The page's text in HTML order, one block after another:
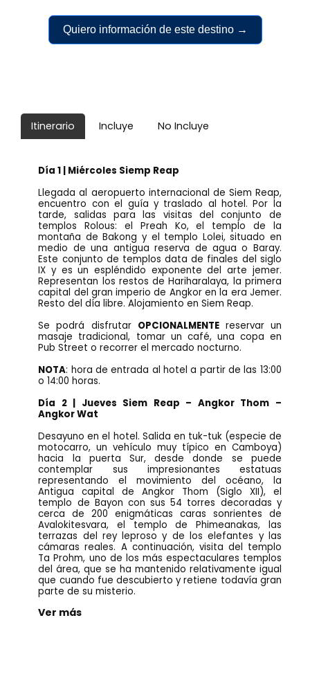
Quiero información de este destino →
Itinerario Incluye No Incluye
Día 1 | Miércoles Siemp Reap
Llegada al aeropuerto internacional de Siem Reap,
encuentro con el guía y traslado al hotel. Por la
tarde, salidas para las visitas del conjunto de
templos Rolous: el Preah Ko, el templo de la
montaña de Bakong y el templo Lolei, situado en
medio de una antigua reserva de agua o Baray.
Este conjunto de templos data de finales del siglo
IX y es un espléndido exponente del arte jemer.
Representan los restos de Hariharalaya, la primera
capital del gran imperio de Angkor en la era Jemer.
Resto del día libre. Alojamiento en Siem Reap.
Se podrá disfrutar OPCIONALMENTEreservar un
masaje tradicional, tomar un café, una copa en
Pub Street o recorrer el mercado nocturno.
NOTA: hora de entrada al hotel a partir de las 13:00
o 14:00 horas.
Día 2 | Jueves Siem Reap – Angkor Thom –
Angkor Wat
Desayuno en el hotel. Salida en tuk-tuk (especie de
motocarro, un vehículo muy típico en Camboya)
hacia la puerta Sur, desde donde se puede
contemplar sus impresionantes estatuas
representando el movimiento del océano, la
Antigua capital de Angkor Thom (Siglo XII), el
templo de Bayon con sus 54 torres decoradas y
cerca de 200 enigmáticas caras sonrientes de
Avalokitesvara, el templo de Phimeanakas, las
terrazas del rey leproso y de los elefantes y las
cámaras reales. A continuación, visita del templo
Ta Prohm, uno de los más espectaculares templos
del área, que se ha mantenido relativamente igual
que cuando fue descubierto y retiene todavía gran
parte de su misterio.
Ver más